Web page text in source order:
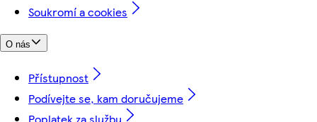
Soukromí a cookies
O nás
Přístupnost
Podívejte se, kam doručujeme